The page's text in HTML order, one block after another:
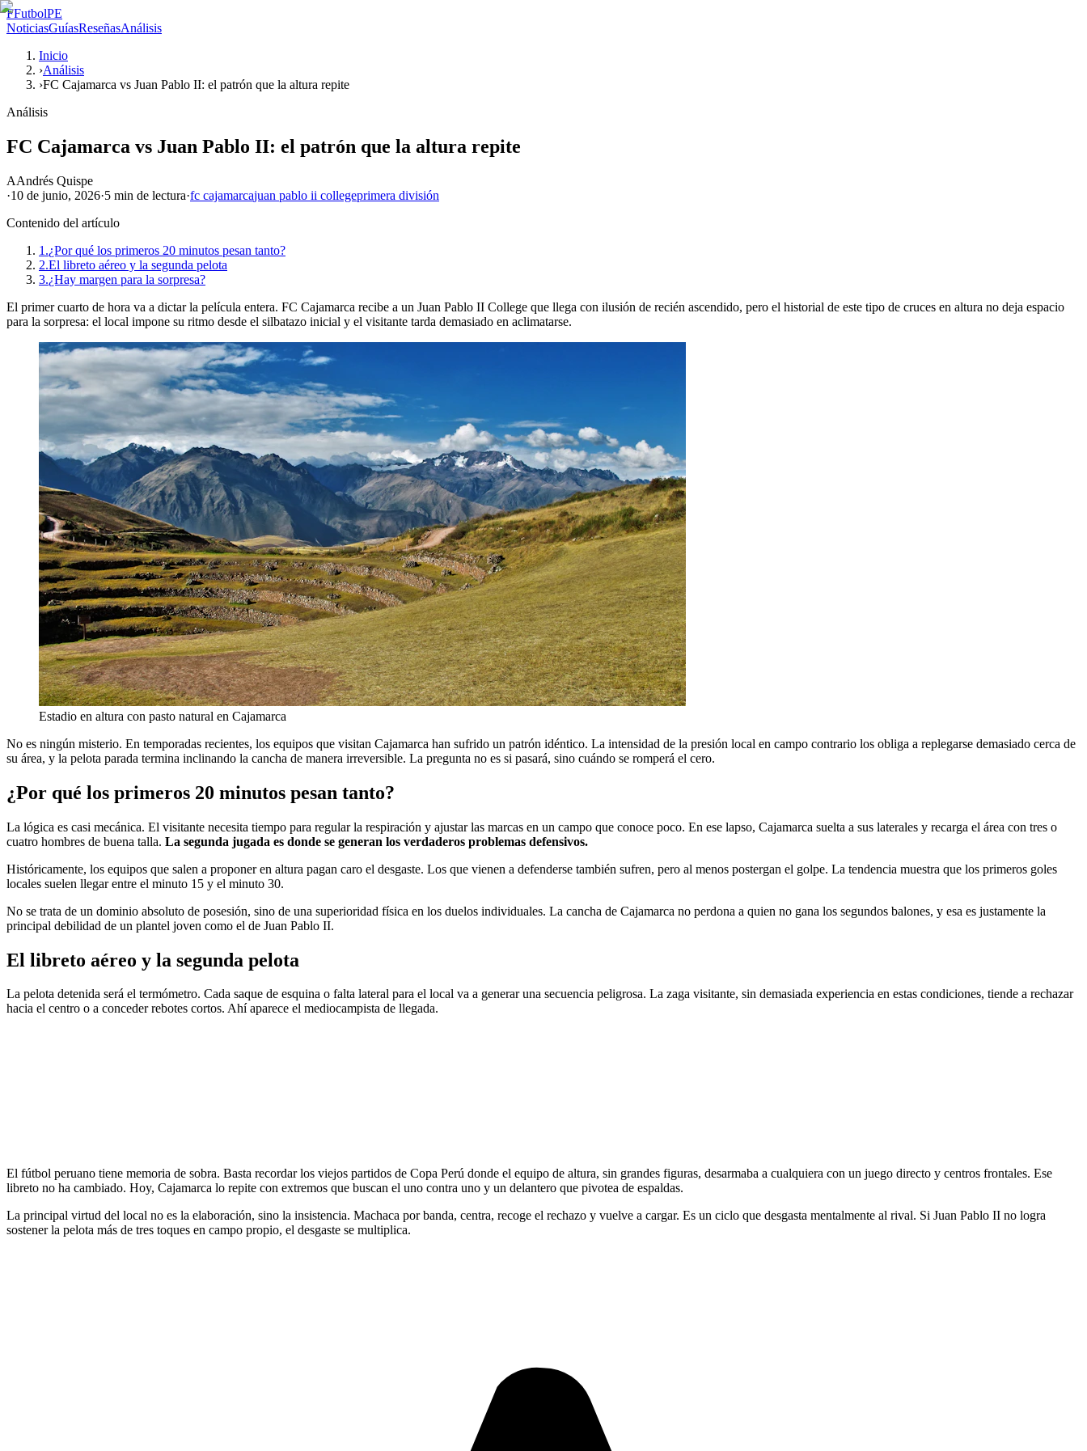
FFutbolPE
NoticiasGuíasReseñasAnálisis
Inicio
›Análisis
›FC Cajamarca vs Juan Pablo II: el patrón que la altura repite
Análisis
FC Cajamarca vs Juan Pablo II: el patrón que la altura repite
AAndrés Quispe
·10 de junio, 2026·5 min de lectura·fc cajamarcajuan pablo ii collegeprimera división
Contenido del artículo
1.¿Por qué los primeros 20 minutos pesan tanto?
2.El libreto aéreo y la segunda pelota
3.¿Hay margen para la sorpresa?
El primer cuarto de hora va a dictar la película entera. FC Cajamarca recibe a un Juan Pablo II College que llega con ilusión de recién ascendido, pero el historial de este tipo de cruces en altura no deja espacio
para la sorpresa: el local impone su ritmo desde el silbatazo inicial y el visitante tarda demasiado en aclimatarse.
Estadio en altura con pasto natural en Cajamarca
No es ningún misterio. En temporadas recientes, los equipos que visitan Cajamarca han sufrido un patrón idéntico. La intensidad de la presión local en campo contrario los obliga a replegarse demasiado cerca de
su área, y la pelota parada termina inclinando la cancha de manera irreversible. La pregunta no es si pasará, sino cuándo se romperá el cero.
¿Por qué los primeros 20 minutos pesan tanto?
La lógica es casi mecánica. El visitante necesita tiempo para regular la respiración y ajustar las marcas en un campo que conoce poco. En ese lapso, Cajamarca suelta a sus laterales y recarga el área con tres o
cuatro hombres de buena talla. La segunda jugada es donde se generan los verdaderos problemas defensivos.
Históricamente, los equipos que salen a proponer en altura pagan caro el desgaste. Los que vienen a defenderse también sufren, pero al menos postergan el golpe. La tendencia muestra que los primeros goles
locales suelen llegar entre el minuto 15 y el minuto 30.
No se trata de un dominio absoluto de posesión, sino de una superioridad física en los duelos individuales. La cancha de Cajamarca no perdona a quien no gana los segundos balones, y esa es justamente la
principal debilidad de un plantel joven como el de Juan Pablo II.
El libreto aéreo y la segunda pelota
La pelota detenida será el termómetro. Cada saque de esquina o falta lateral para el local va a generar una secuencia peligrosa. La zaga visitante, sin demasiada experiencia en estas condiciones, tiende a rechazar
hacia el centro o a conceder rebotes cortos. Ahí aparece el mediocampista de llegada.
El fútbol peruano tiene memoria de sobra. Basta recordar los viejos partidos de Copa Perú donde el equipo de altura, sin grandes figuras, desarmaba a cualquiera con un juego directo y centros frontales. Ese
libreto no ha cambiado. Hoy, Cajamarca lo repite con extremos que buscan el uno contra uno y un delantero que pivotea de espaldas.
La principal virtud del local no es la elaboración, sino la insistencia. Machaca por banda, centra, recoge el rechazo y vuelve a cargar. Es un ciclo que desgasta mentalmente al rival. Si Juan Pablo II no logra
sostener la pelota más de tres toques en campo propio, el desgaste se multiplica.